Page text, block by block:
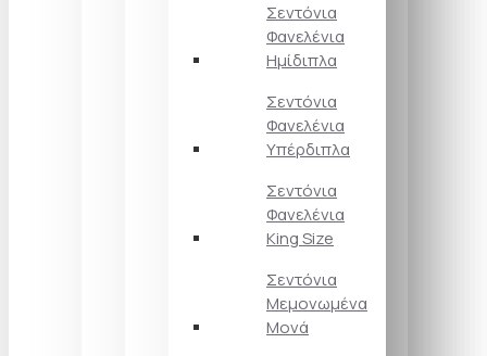
Σεντόνια
Φανελένια
Ημίδιπλα
Σεντόνια
Φανελένια
Υπέρδιπλα
Σεντόνια
Φανελένια
King Size
Σεντόνια
Μεμονωμένα
Μονά